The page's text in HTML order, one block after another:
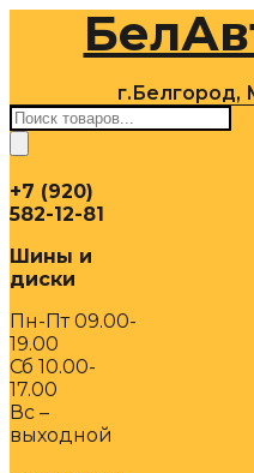
содержимому
г.Белгород,
Поиск
товаров
+7 (920)
582-12-81
Шины и
диски
Пн-Пт 09.00-
19.00
Сб 10.00-
17.00
Вс –
выходной